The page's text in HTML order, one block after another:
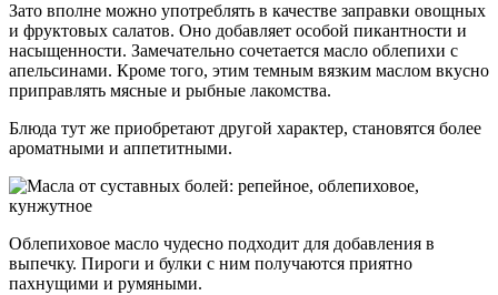
Зато вполне можно употреблять в качестве заправки овощных
и фруктовых салатов. Оно добавляет особой пикантности и
насыщенности. Замечательно сочетается масло облепихи с
апельсинами. Кроме того, этим темным вязким маслом вкусно
приправлять мясные и рыбные лакомства.
Блюда тут же приобретают другой характер, становятся более
ароматными и аппетитными.
Облепиховое масло чудесно подходит для добавления в
выпечку. Пироги и булки с ним получаются приятно
пахнущими и румяными.